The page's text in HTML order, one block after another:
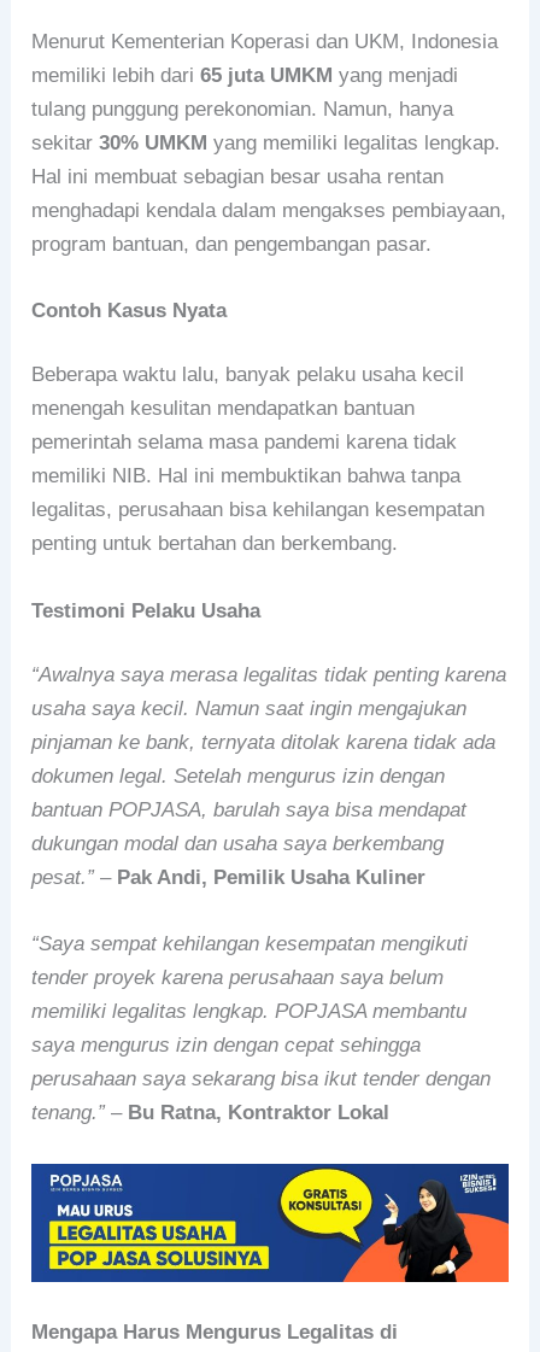
Menurut Kementerian Koperasi dan UKM, Indonesia
memiliki lebih dari65 juta UMKM yang menjadi
tulang punggung perekonomian. Namun, hanya
sekitar30% UMKM yang memiliki legalitas lengkap.
Hal ini membuat sebagian besar usaha rentan
menghadapi kendala dalam mengakses pembiayaan,
program bantuan, dan pengembangan pasar.
Contoh Kasus Nyata
Beberapa waktu lalu, banyak pelaku usaha kecil
menengah kesulitan mendapatkan bantuan
pemerintah selama masa pandemi karena tidak
memiliki NIB. Hal ini membuktikan bahwa tanpa
legalitas, perusahaan bisa kehilangan kesempatan
penting untuk bertahan dan berkembang.
Testimoni Pelaku Usaha
“Awalnya saya merasa legalitas tidak penting karena
usaha saya kecil. Namun saat ingin mengajukan
pinjaman ke bank, ternyata ditolak karena tidak ada
dokumen legal. Setelah mengurus izin dengan
bantuan POPJASA, barulah saya bisa mendapat
dukungan modal dan usaha saya berkembang
pesat.”– Pak Andi, Pemilik Usaha Kuliner
“Saya sempat kehilangan kesempatan mengikuti
tender proyek karena perusahaan saya belum
memiliki legalitas lengkap. POPJASA membantu
saya mengurus izin dengan cepat sehingga
perusahaan saya sekarang bisa ikut tender dengan
tenang.”– Bu Ratna, Kontraktor Lokal
Mengapa Harus Mengurus Legalitas di